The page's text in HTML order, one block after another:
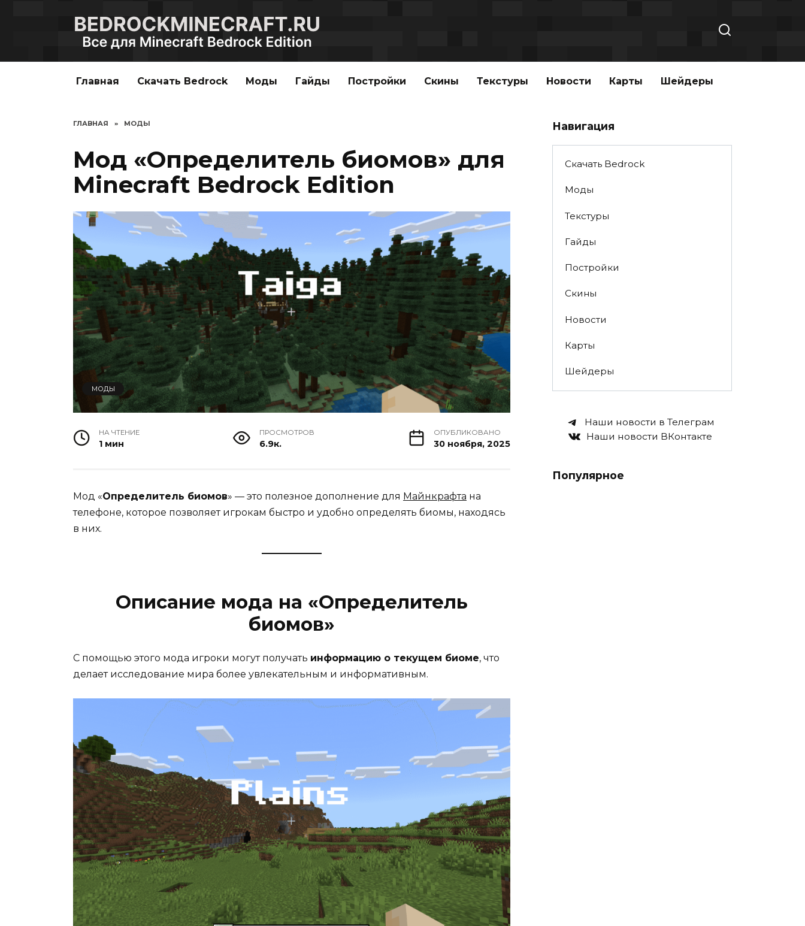
Главная Скачать Bedrock Моды Гайды Постройки Скины Текстуры Новости Карты Шейдеры
ГЛАВНАЯ » МОДЫ
Мод «Определитель биомов» для
Minecraft Bedrock Edition
МОДЫ
НА ЧТЕНИЕ
1 мин
ПРОСМОТРОВ
6.9к.
ОПУБЛИКОВАНО
30 ноября, 2025
Мод «Определитель биомов» — это полезное дополнение для Майнкрафта на
телефоне, которое позволяет игрокам быстро и удобно определять биомы, находясь
в них.
Описание мода на «Определитель
биомов»
С помощью этого мода игроки могут получать информацию о текущем биоме, что
делает исследование мира более увлекательным и информативным.
Навигация
Скачать Bedrock
Моды
Текстуры
Гайды
Постройки
Скины
Новости
Карты
Шейдеры
Наши новости в Телеграм
Наши новости ВКонтакте
Популярное